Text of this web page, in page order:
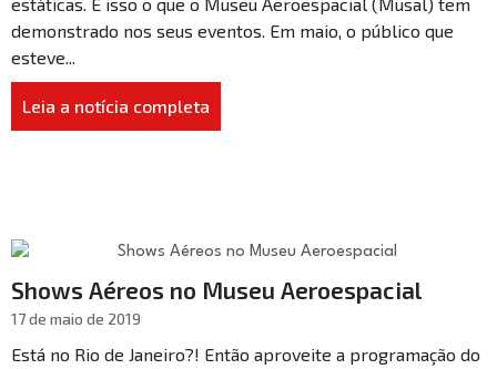
demonstrado nos seus eventos. Em maio, o público que
esteve...
Leia a notícia completa
Shows Aéreos no Museu Aeroespacial
17 de maio de 2019
Está no Rio de Janeiro?! Então aproveite a programação do